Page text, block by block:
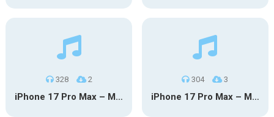
328 2
iPhone 17 Pro Max – MSM
304 3
iPhone 17 Pro Max – Mgm